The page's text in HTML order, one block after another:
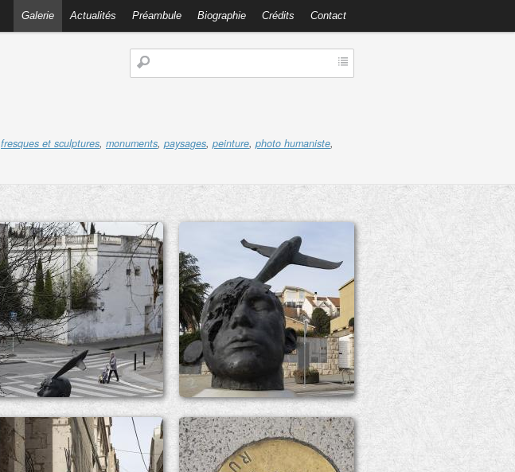
Galerie Actualités Préambule Biographie Crédits Contact
fresques et sculptures, monuments, paysages, peinture, photo humaniste,